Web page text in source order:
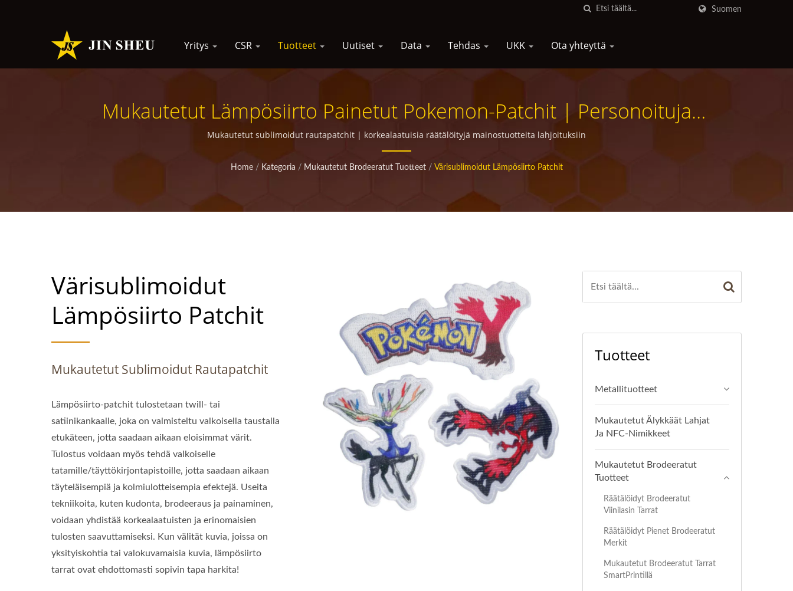
Suomen
Yritys CSR Tuotteet Uutiset Data Tehdas UKK Ota yhteyttä
Mukautetut Lämpösiirto Painetut Pokemon-Patchit | Personoituja
Metallituotteita Markkinointikampanjoihin
Mukautetut sublimoidut rautapatchit | korkealaatuisia räätälöityjä mainostuotteita lahjoituksiin
Home / Kategoria / Mukautetut Brodeeratut Tuotteet / Värisublimoidut Lämpösiirto Patchit
Värisublimoidut
Lämpösiirto Patchit
Mukautetut Sublimoidut Rautapatchit
Lämpösiirto-patchit tulostetaan twill- tai
satiinikankaalle, joka on valmisteltu valkoisella taustalla
etukäteen, jotta saadaan aikaan eloisimmat värit.
Tulostus voidaan myös tehdä valkoiselle
tatamille/täyttökirjontapistoille, jotta saadaan aikaan
täyteläisempiä ja kolmiulotteisempia efektejä. Useita
tekniikoita, kuten kudonta, brodeeraus ja painaminen,
voidaan yhdistää korkealaatuisten ja erinomaisien
tulosten saavuttamiseksi. Kun välität kuvia, joissa on
yksityiskohtia tai valokuvamaisia kuvia, lämpösiirto
tarrat ovat ehdottomasti sopivin tapa harkita!
Tuotteet
Metallituotteet
Mukautetut Älykkäät Lahjat
Ja NFC-Nimikkeet
Mukautetut Brodeeratut
Tuotteet
Räätälöidyt Brodeeratut
Viinilasin Tarrat
Räätälöidyt Pienet Brodeeratut
Merkit
Mukautetut Brodeeratut Tarrat
SmartPrintillä